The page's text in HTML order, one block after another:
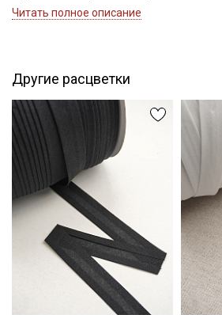
Косая бейка может использоваться для
зависимости от партии.
Читать полное описание
Другие расцветки
Электронная почта
Подписаться
Ознакомлен(а) с
Политикой
данных
и даюСогласие на
данных
Даю
Согласие на получение
информационных рассылок